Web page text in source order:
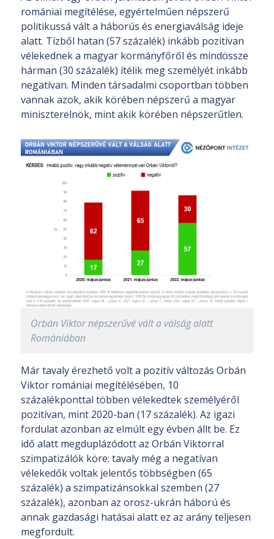
romániai megítélése, egyértelműen népszerű
politikussá vált a háborús és energiaválság ideje
alatt. Tízből hatan (57 százalék) inkább pozitívan
vélekednek a magyar kormányfőről és mindössze
hárman (30 százalék) ítélik meg személyét inkább
negatívan. Minden társadalmi csoportban többen
vannak azok, akik körében népszerű a magyar
miniszterelnök, mint akik körében népszerűtlen.
Orbán Viktor népszerűvé vált a válság alatt
Romániában
Már tavaly érezhető volt a pozitív változás Orbán
Viktor romániai megítélésében, 10
százalékponttal többen vélekedtek személyéről
pozitívan, mint 2020-ban (17 százalék). Az igazi
fordulat azonban az elmúlt egy évben állt be. Ez
idő alatt megduplázódott az Orbán Viktorral
szimpatizálók köre: tavaly még a negatívan
vélekedők voltak jelentős többségben (65
százalék) a szimpatizánsokkal szemben (27
százalék), azonban az orosz-ukrán háború és
annak gazdasági hatásai alatt ez az arány teljesen
megfordult.